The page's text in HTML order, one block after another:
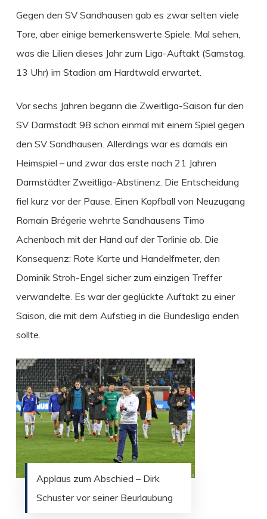
Gegen den SV Sandhausen gab es zwar selten viele
Tore, aber einige bemerkenswerte Spiele. Mal sehen,
was die Lilien dieses Jahr zum Liga-Auftakt (Samstag,
13 Uhr) im Stadion am Hardtwald erwartet.
Vor sechs Jahren begann die Zweitliga-Saison für den
SV Darmstadt 98 schon einmal mit einem Spiel gegen
den SV Sandhausen. Allerdings war es damals ein
Heimspiel – und zwar das erste nach 21 Jahren
Darmstädter Zweitliga-Abstinenz. Die Entscheidung
fiel kurz vor der Pause. Einen Kopfball von Neuzugang
Romain Brégerie wehrte Sandhausens Timo
Achenbach mit der Hand auf der Torlinie ab. Die
Konsequenz: Rote Karte und Handelfmeter, den
Dominik Stroh-Engel sicher zum einzigen Treffer
verwandelte. Es war der geglückte Auftakt zu einer
Saison, die mit dem Aufstieg in die Bundesliga enden
sollte.
Applaus zum Abschied – Dirk
Schuster vor seiner Beurlaubung